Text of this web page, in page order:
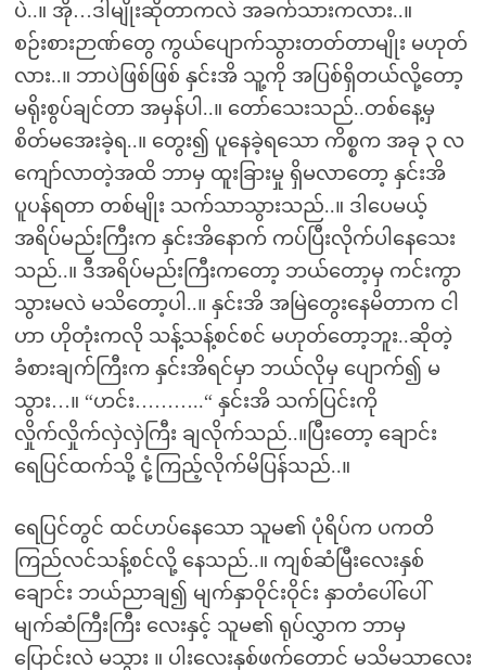
ပဲ..။ အို…ဒါမျိုးဆိုတာကလဲ အခက်သားကလား..။
စဉ်းစားဉာဏ်တွေ ကွယ်ပျောက်သွားတတ်တာမျိုး မဟုတ်
လား..။ ဘာပဲဖြစ်ဖြစ် နှင်းအိ သူ့ကို အပြစ်ရှိတယ်လို့တော့
မရိုးစွပ်ချင်တာ အမှန်ပါ..။ တော်သေးသည်..တစ်နေ့မှ
စိတ်မအေးခဲ့ရ..။ တွေး၍ ပူနေခဲ့ရသော ကိစ္စက အခု ၃ လ
ကျော်လာတဲ့အထိ ဘာမှ ထူးခြားမှု ရှိမလာတော့ နှင်းအိ
ပူပန်ရတာ တစ်မျိုး သက်သာသွားသည်..။ ဒါပေမယ့်
အရိပ်မည်းကြီးက နှင်းအိနောက် ကပ်ပြီးလိုက်ပါနေသေး
သည်..။ ဒီအရိပ်မည်းကြီးကတော့ ဘယ်တော့မှ ကင်းကွာ
သွားမလဲ မသိတော့ပါ..။ နှင်းအိ အမြဲတွေးနေမိတာက ငါ
ဟာ ဟိုတုံးကလို သန့်သန့်စင်စင် မဟုတ်တော့ဘူး..ဆိုတဲ့
ခံစားချက်ကြီးက နှင်းအိရင်မှာ ဘယ်လိုမှ ပျောက်၍ မ
သွား…။ “ဟင်း………..“ နှင်းအိ သက်ပြင်းကို
လှိုက်လှိုက်လှဲလှဲကြီး ချလိုက်သည်..။ပြီးတော့ ချောင်း
ရေပြင်ထက်သို့ ငုံ့ကြည့်လိုက်မိပြန်သည်..။
ရေပြင်တွင် ထင်ဟပ်နေသော သူမ၏ ပုံရိပ်က ပကတိ
ကြည်လင်သန့်စင်လို့ နေသည်..။ ကျစ်ဆံမြီးလေးနှစ်
ချောင်း ဘယ်ညာချ၍ မျက်နှာဝိုင်းဝိုင်း နှာတံပေါ်ပေါ်
မျက်ဆံကြီးကြီး လေးနှင့် သူမ၏ ရုပ်လွှာက ဘာမှ
ပြောင်းလဲ မသွား ။ ပါးလေးနှစ်ဖက်တောင် မသိမသာလေး